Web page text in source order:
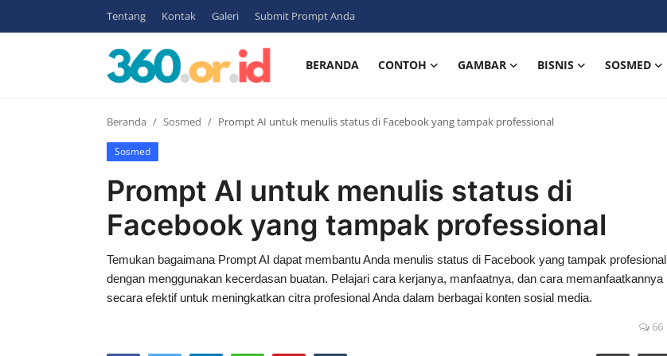
Tentang Kontak Galeri Submit Prompt Anda
BERANDA CONTOH GAMBAR BISNIS SOSMED
Register
Beranda Sosmed Prompt AI untuk menulis status di Facebook yang tampak professional
Sosmed
Prompt AI untuk menulis status di
Facebook yang tampak professional
Temukan bagaimana Prompt AI dapat membantu Anda menulis status di Facebook yang tampak profesional
dengan menggunakan kecerdasan buatan. Pelajari cara kerjanya, manfaatnya, dan cara memanfaatkannya
secara efektif untuk meningkatkan citra profesional Anda dalam berbagai konten sosial media.
66